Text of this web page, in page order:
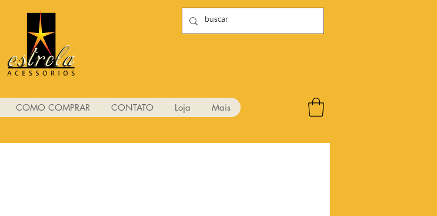
COMO COMPRAR CONTATO Loja Mais